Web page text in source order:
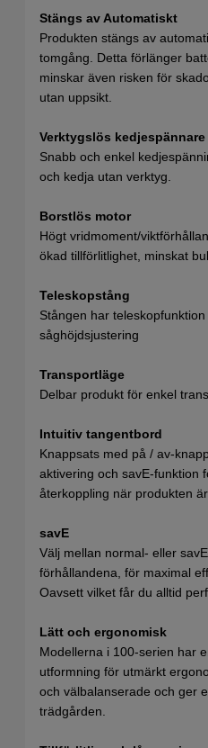
Stängs av Automatiskt
Produkten stängs av
tomgång. Detta förlänger
minskar även risken för
utan uppsikt.
Verktygslös kedjespännare
Snabb och enkel
och kedja utan verktyg.
Borstlös motor
Högt vridmoment/
ökad tillförlitlighet, minskat
Teleskopstång
Stången har
såghöjdsjustering
Transportläge
Delbar produkt för enkel
Intuitiv tangentbord
Knappsats med på / av-
aktivering och savE-funktion
återkoppling när produkten
savE
Välj mellan normal- eller
förhållandena, för maximal
Oavsett vilket får du alltid
Lätt och ergonomisk
Modellerna i 100-serien har
utformning för utmärkt
och välbalanserade och ger
trädgården.